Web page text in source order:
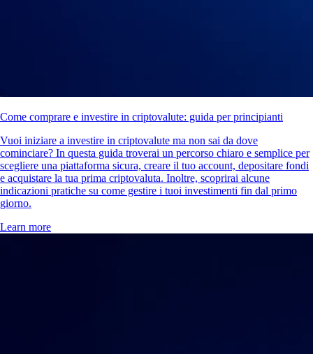
Come comprare e investire in criptovalute: guida per principianti
Vuoi iniziare a investire in criptovalute ma non sai da dove
cominciare? In questa guida troverai un percorso chiaro e semplice per
scegliere una piattaforma sicura, creare il tuo account, depositare fondi
e acquistare la tua prima criptovaluta. Inoltre, scoprirai alcune
indicazioni pratiche su come gestire i tuoi investimenti fin dal primo
giorno.
Learn more